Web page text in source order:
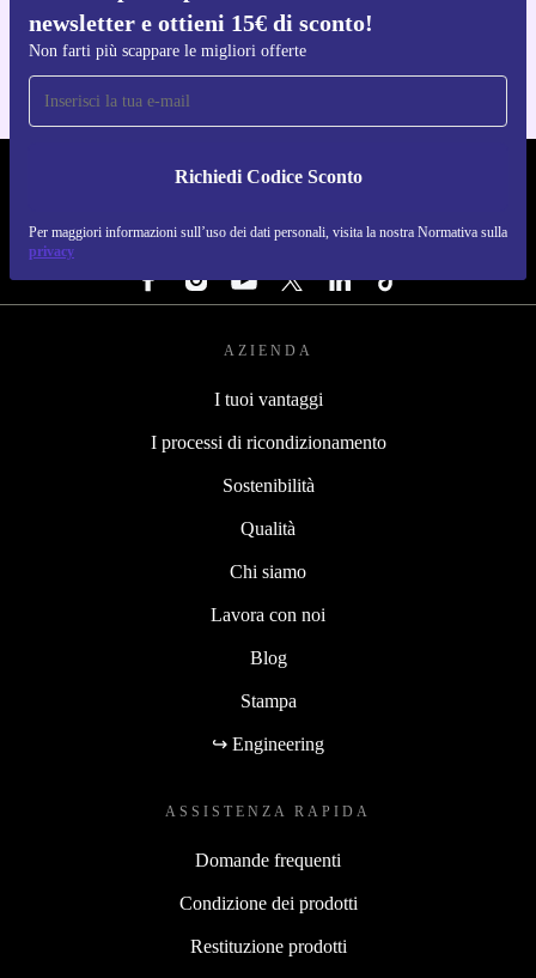
newsletter e ottieni 15€ di sconto!
Non farti più scappare le migliori offerte
Richiedi Codice Sconto
Per maggiori informazioni sull’uso dei dati personali, visita la nostra Normativa sulla
privacy
Per iOS e Android
REFURBED ITALIA - RETHINK NEW.
SEGUICI SU
AZIENDA
I tuoi vantaggi
I processi di ricondizionamento
Sostenibilità
Qualità
Chi siamo
Lavora con noi
Blog
Stampa
↪ Engineering
ASSISTENZA RAPIDA
Domande frequenti
Condizione dei prodotti
Restituzione prodotti